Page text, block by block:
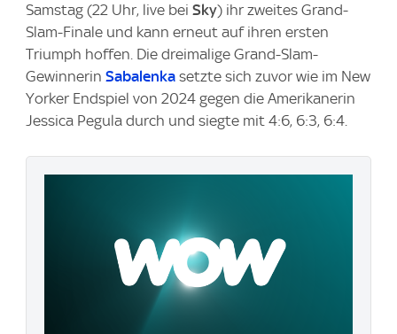
Samstag (22 Uhr, live bei Sky) ihr zweites Grand-
Slam-Finale und kann erneut auf ihren ersten
Triumph hoffen. Die dreimalige Grand-Slam-
Gewinnerin Sabalenka setzte sich zuvor wie im New
Yorker Endspiel von 2024 gegen die Amerikanerin
Jessica Pegula durch und siegte mit 4:6, 6:3, 6:4.